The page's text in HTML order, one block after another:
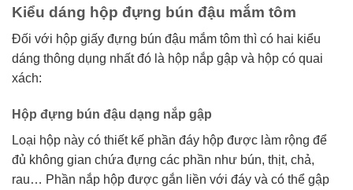
Kiểu dáng hộp đựng bún đậu mắm tôm
Đối với hộp giấy đựng bún đậu mắm tôm thì có hai kiểu
dáng thông dụng nhất đó là hộp nắp gập và hộp có quai
xách:
Hộp đựng bún đậu dạng nắp gập
Loại hộp này có thiết kế phần đáy hộp được làm rộng để
đủ không gian chứa đựng các phần như bún, thịt, chả,
rau… Phần nắp hộp được gắn liền với đáy và có thể gập